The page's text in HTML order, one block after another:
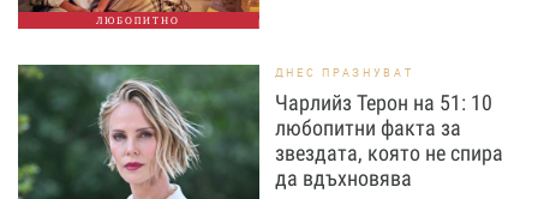
ЛЮБОПИТНО
ДНЕС ПРАЗНУВАТ
Чарлийз Терон на 51: 10
любопитни факта за
звездата, която не спира
да вдъхновява